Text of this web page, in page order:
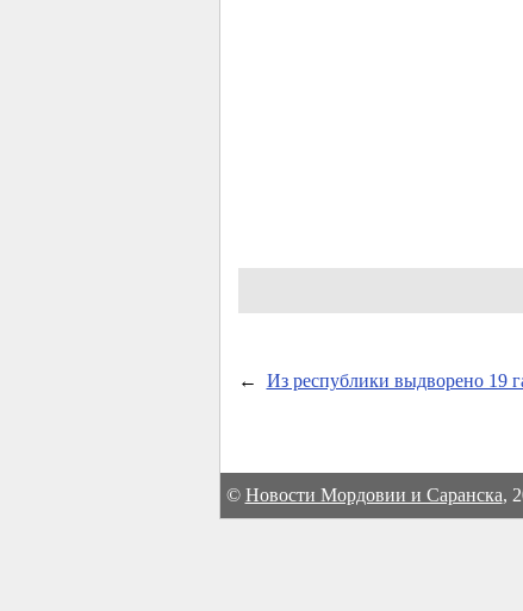
← Из республики выдворено 19
© Новости Мордовии и Саранска,